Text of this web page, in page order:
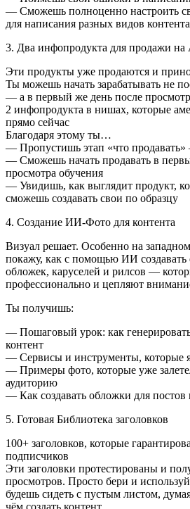
— Сможешь полноценно настроить
для написания разных видов контента
3. Два инфопродукта для продажи
Эти продукты уже продаются и
Ты можешь начать зарабатывать не
— а в первый же день после
2 инфопродукта в нишах, которые
прямо сейчас
Благодаря этому ты…
— Пропустишь этап «что
— Сможешь начать продавать в
просмотра обучения
— Увидишь, как выглядит продукт,
сможешь создавать свои по образцу
4. Создание ИИ-Фото для контента
Визуал решает. Особенно на
покажу, как с помощью ИИ создавать
обложек, каруселей и рилсов —
профессионально и цепляют
Ты получишь:
— Пошаговый урок: как
контент
— Сервисы и инструменты, которые
— Примеры фото, которые уже
аудиторию
— Как создавать обложки для постов
5. Готовая Библиотека заголовков
100+ заголовков, которые
подписчиков
Эти заголовки протестированы и
просмотров. Просто бери и
будешь сидеть с пустым листом,